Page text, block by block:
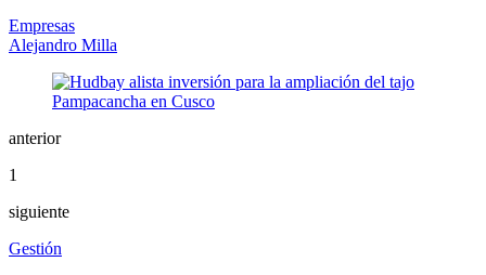
Empresas
Alejandro Milla
anterior
1
siguiente
Gestión